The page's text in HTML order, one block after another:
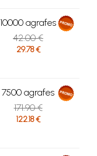
10000 agrafes
42.00 €
29.78 €
7500 agrafes
171.90 €
122.18 €